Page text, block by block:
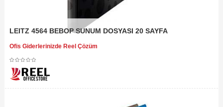
LEITZ 4564 BEBOP SUNUM DOSYASI 20 SAYFA
Ofis Giderlerinizde Reel Çözüm